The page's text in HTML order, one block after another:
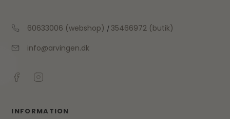
60633006 (webshop) /35466972 (butik)
info@arvingen.dk
INFORMATION